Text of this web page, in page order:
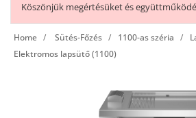
Köszönjük megértésüket és
Home Sütés-Főzés 1100-as széria
Elektromos lapsütő (1100)